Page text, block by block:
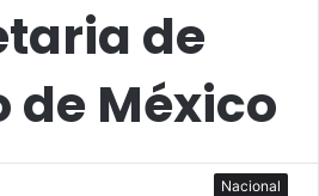
de
de México
Nacional